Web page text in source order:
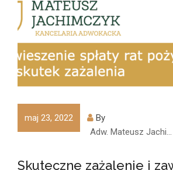
maj 23, 2022
By
Adw. Mateusz
Skuteczne zażalenie i